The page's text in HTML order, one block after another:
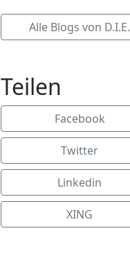
Alle Blogs von D.I.E.
Teilen
Facebook
Twitter
Linkedin
XING